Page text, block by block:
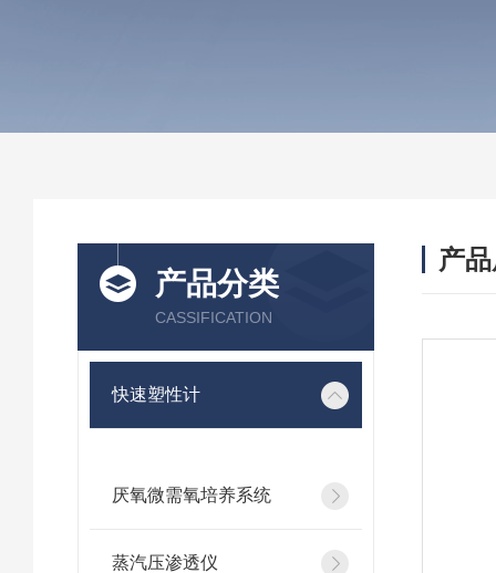
产品分类
CASSIFICATION
快速塑性计
厌氧微需氧培养系统
蒸汽压渗透仪
产